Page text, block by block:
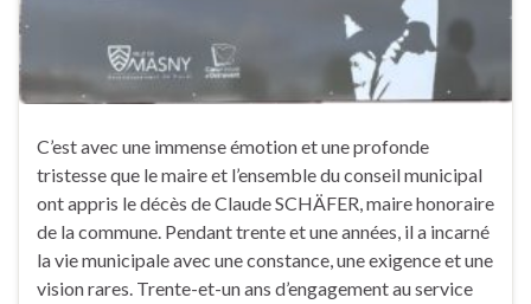
C’est avec une immense émotion et une profonde
tristesse que le maire et l’ensemble du conseil municipal
ont appris le décès de Claude SCHÄFER, maire honoraire
de la commune. Pendant trente et une années, il a incarné
la vie municipale avec une constance, une exigence et une
vision rares. Trente-et-un ans d’engagement au service